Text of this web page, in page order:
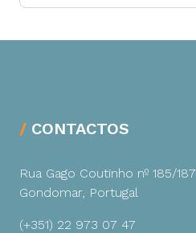
CONTACTOS
Rua Gago Coutinho nº 185/187
Gondomar, Portugal
(+351) 22 973 07 47